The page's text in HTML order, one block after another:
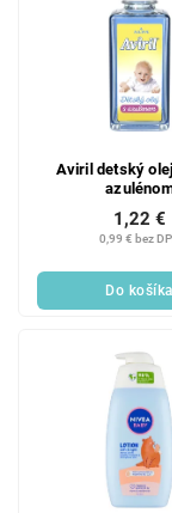
Aviril detský
0,99 € bez
1,22 €
Do košíka